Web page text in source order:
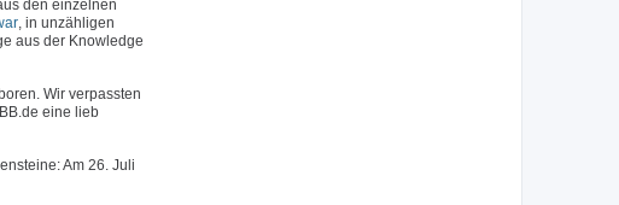
den einzelnen
, in unzähligen
aus der Knowledge
Wir verpassten
eine lieb
Am 26. Juli